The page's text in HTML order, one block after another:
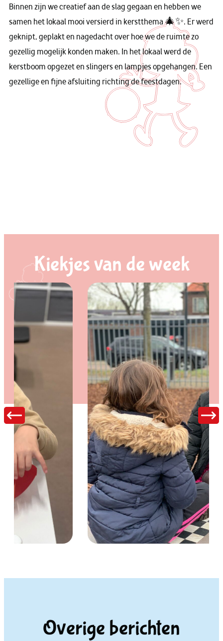
Binnen zijn we creatief aan de slag gegaan en hebben we
samen het lokaal mooi versierd in kerstthema 🎄✨. Er werd
geknipt, geplakt en nagedacht over hoe we de ruimte zo
gezellig mogelijk konden maken. In het lokaal werd de
kerstboom opgezet en slingers en lampjes opgehangen. Een
gezellige en fijne afsluiting richting de feestdagen.
Kiekjes van de week
Overige berichten